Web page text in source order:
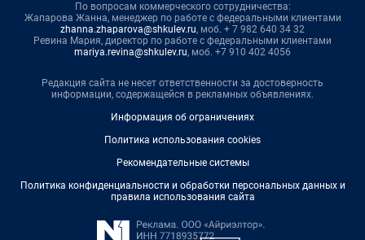
По вопросам коммерческого сотрудничества:
Жапарова Жанна, менеджер по работе с федеральными клиентами
zhanna.zhaparova@shkulev.ru, моб. + 7 982 640 34 32
Ревина Мария, директор по работе с федеральными клиентами
mariya.revina@shkulev.ru, моб. +7 910 402 4056
Редакция сайта не несет ответственности за достоверность
информации, содержащейся в рекламных объявлениях.
Информация об ограничениях
Политика использования cookies
Рекомендательные системы
Политика конфиденциальности и обработки персональных данных и
правила использования сайта